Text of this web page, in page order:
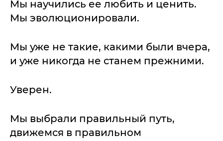
Мы научились ее любить и ценить.
Мы эволюционировали.
Мы уже не такие, какими были вчера,
и уже никогда не станем прежними.
Уверен.
Мы выбрали правильный путь,
движемся в правильном